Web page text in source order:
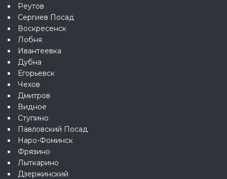
Реутов
Сергиев Посад
Воскресенск
Лобня
Ивантеевка
Дубна
Егорьевск
Чехов
Дмитров
Видное
Ступино
Павловский Посад
Наро-Фоминск
Фрязино
Лыткарино
Дзержинский